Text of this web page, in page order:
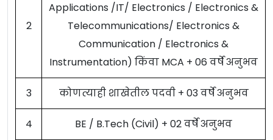
2
Applications /IT/ Electronics / Electronics &
Telecommunications/ Electronics &
Communication / Electronics &
Instrumentation) किंवा MCA + 06 वर्षे अनुभव
3 कोणत्याही शाखेतील पदवी + 03 वर्षे अनुभव
4 BE / B.Tech (Civil) + 02 वर्षे अनुभव